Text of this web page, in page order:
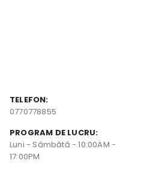
TELEFON:
0770778855
PROGRAM DE LUCRU:
Luni - Sâmbătă - 10:00AM -
17:00PM